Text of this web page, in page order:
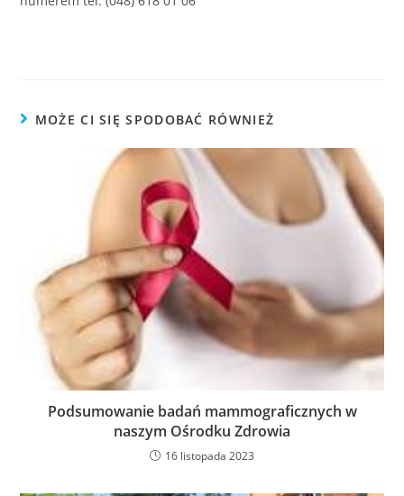
MOŻE CI SIĘ SPODOBAĆ RÓWNIEŻ
Podsumowanie badań mammograficznych w
naszym Ośrodku Zdrowia
16 listopada 2023